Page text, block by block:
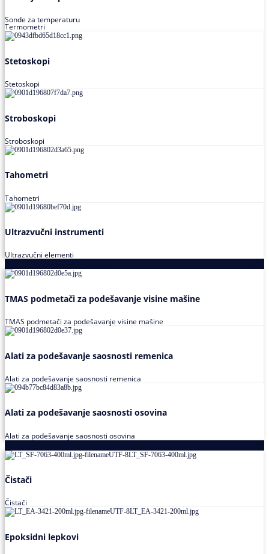
Sonde za temperaturu
Termometri
Stetoskopi
Stetoskopi
Stroboskopi
Stroboskopi
Tahometri
Tahometri
Ultrazvučni instrumenti
Ultrazvučni elementi
TMAS podmetači za podešavanje visine mašine
TMAS podmetači za podešavanje visine mašine
Alati za podešavanje saosnosti remenica
Alati za podešavanje saosnosti remenica
Alati za podešavanje saosnosti osovina
Alati za podešavanje saosnosti osovina
Čistači
Čistači
Epoksidni lepkovi